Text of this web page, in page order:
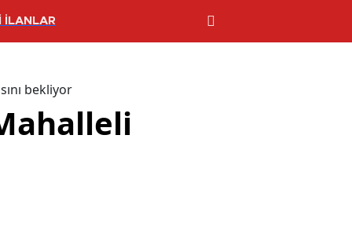
İLANLAR
bekliyor